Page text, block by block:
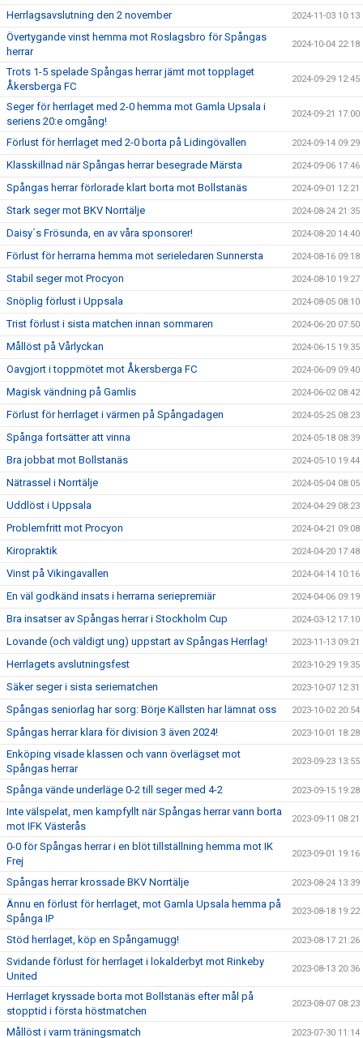
Herrlagsavslutning den 2 november 2024-11-03 10:13
Övertygande vinst hemma mot Roslagsbro för Spångas
herrar
2024-10-04 22:18
Trots 1-5 spelade Spångas herrar jämt mot topplaget
Åkersberga FC
2024-09-29 12:45
Seger för herrlaget med 2-0 hemma mot Gamla Upsala i
seriens 20:e omgång!
2024-09-21 17:00
Förlust för herrlaget med 2-0 borta på Lidingövallen 2024-09-14 09:29
Klasskillnad när Spångas herrar besegrade Märsta 2024-09-06 17:46
Spångas herrar förlorade klart borta mot Bollstanäs 2024-09-01 12:21
Stark seger mot BKV Norrtälje 2024-08-24 21:35
Daisy´s Frösunda, en av våra sponsorer! 2024-08-20 14:40
Förlust för herrarna hemma mot serieledaren Sunnersta 2024-08-16 09:18
Stabil seger mot Procyon 2024-08-10 19:27
Snöplig förlust i Uppsala 2024-08-05 08:10
Trist förlust i sista matchen innan sommaren 2024-06-20 07:50
Mållöst på Vårlyckan 2024-06-15 19:35
Oavgjort i toppmötet mot Åkersberga FC 2024-06-09 09:40
Magisk vändning på Gamlis 2024-06-02 08:42
Förlust för herrlaget i värmen på Spångadagen 2024-05-25 08:23
Spånga fortsätter att vinna 2024-05-18 08:39
Bra jobbat mot Bollstanäs 2024-05-10 19:44
Nätrassel i Norrtälje 2024-05-04 08:05
Uddlöst i Uppsala 2024-04-29 08:23
Problemfritt mot Procyon 2024-04-21 09:08
Kiropraktik 2024-04-20 17:48
Vinst på Vikingavallen 2024-04-14 10:16
En väl godkänd insats i herrarna seriepremiär 2024-04-06 09:19
Bra insatser av Spångas herrar i Stockholm Cup 2024-03-12 17:10
Lovande (och väldigt ung) uppstart av Spångas Herrlag! 2023-11-13 09:21
Herrlagets avslutningsfest 2023-10-29 19:35
Säker seger i sista seriematchen 2023-10-07 12:31
Spångas seniorlag har sorg: Börje Källsten har lämnat oss 2023-10-02 20:54
Spångas herrar klara för division 3 även 2024! 2023-10-01 18:28
Enköping visade klassen och vann överlägset mot
Spångas herrar
2023-09-23 13:55
Spånga vände underläge 0-2 till seger med 4-2 2023-09-15 19:28
Inte välspelat, men kampfyllt när Spångas herrar vann borta
mot IFK Västerås
2023-09-11 08:21
0-0 för Spångas herrar i en blöt tillställning hemma mot IK
Frej
2023-09-01 19:16
Spångas herrar krossade BKV Norrtälje 2023-08-24 13:39
Ännu en förlust för herrlaget, mot Gamla Upsala hemma på
Spånga IP
2023-08-18 19:22
Stöd herrlaget, köp en Spångamugg! 2023-08-17 21:26
Svidande förlust för herrlaget i lokalderbyt mot Rinkeby
United
2023-08-13 20:36
Herrlaget kryssade borta mot Bollstanäs efter mål på
stopptid i första höstmatchen
2023-08-07 08:23
Mållöst i varm träningsmatch 2023-07-30 11:14